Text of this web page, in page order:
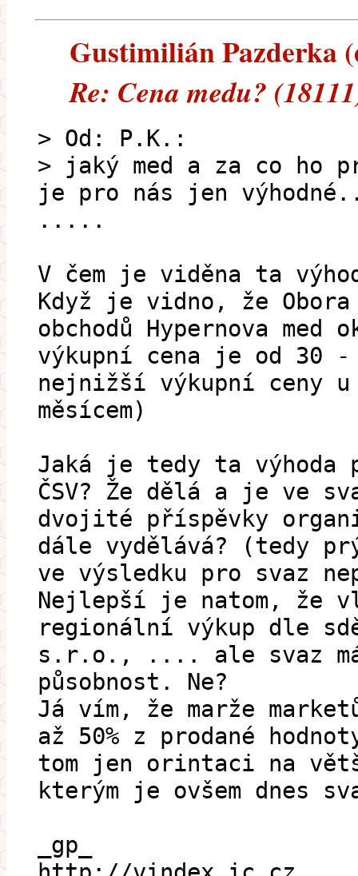
Gustimilián Pazderka
Re: Cena medu?
> Od: P.K.:
> jaký med a za co ho
je pro nás jen
.....
V čem je viděna ta
Když je vidno, že
obchodů Hypernova
výkupní cena je od 30
nejnižší výkupní ceny
měsícem)
Jaká je tedy ta výhoda
ČSV? Že dělá a je ve
dvojité příspěvky
dále vydělává? (tedy
ve výsledku pro svaz
Nejlepší je natom, že
regionální výkup dle
s.r.o., .... ale svaz
působnost. Ne?
Já vím, že marže
až 50% z prodané
tom jen orintaci na
kterým je ovšem dnes
_gp_